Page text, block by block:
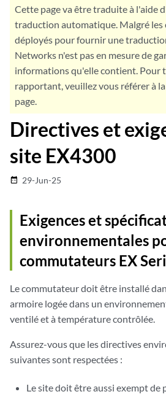
Cette page va être traduite à l'aide
traduction automatique. Malgré
déployés pour fournir une
Networks n'est pas en mesure de
informations qu'elle contient. Pour
rapportant, veuillez vous référer à
page.
Directives et
site EX4300
date_range 29-Jun-25
Exigences et
environnementales
commutateurs EX
Le commutateur doit être installé
armoire logée dans un
ventilé et à température contrôlée.
Assurez-vous que les directives
suivantes sont respectées :
Le site doit être aussi exempt de